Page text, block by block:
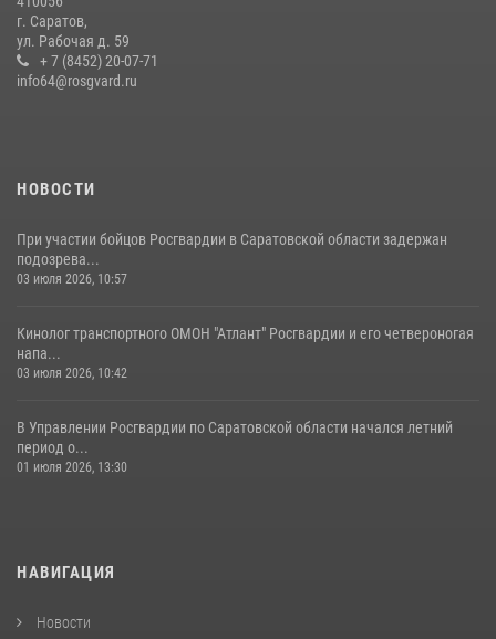
В Саратове командир СОБР «Волкодав» и ветеран
спецподразделения МВД провели совместный урок мужества для
семей сотрудников Росгвардии.
05 августа 2026, 12:55
07 августа 2026, 11:35
г. Саратов,
ул. Рабочая д. 59
+ 7 (8452) 20-07-71
info64@rosgvard.ru
НОВОСТИ
При участии бойцов Росгвардии в Саратовской области задержан
подозрева...
03 июля 2026, 10:57
Кинолог транспортного ОМОН "Атлант" Росгвардии и его четвероногая
напа...
03 июля 2026, 10:42
В Управлении Росгвардии по Саратовской области начался летний
период о...
01 июля 2026, 13:30
НАВИГАЦИЯ
Новости